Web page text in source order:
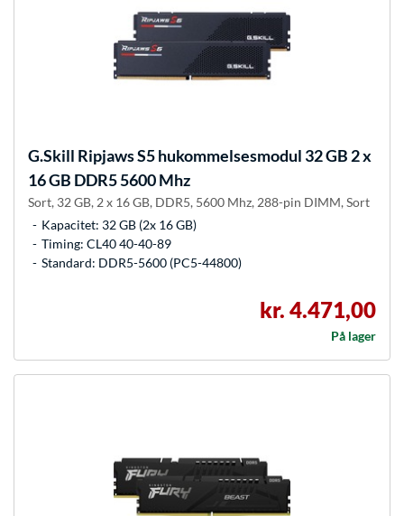
G.Skill Ripjaws S5 hukommelsesmodul 32 GB 2 x
16 GB DDR5 5600 Mhz
Sort, 32 GB, 2 x 16 GB, DDR5, 5600 Mhz, 288-pin DIMM, Sort
Kapacitet: 32 GB (2x 16 GB)
Timing: CL40 40-40-89
Standard: DDR5-5600 (PC5-44800)
kr. 4.471,00
På lager